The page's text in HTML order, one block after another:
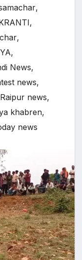
,
,
,
,
News,
news,
news,
khabren,
news